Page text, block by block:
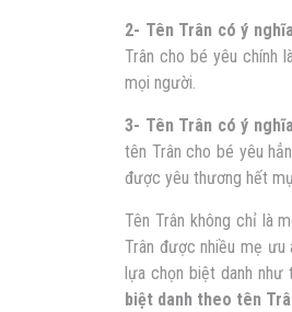
2- Tên Trân có ý
Trân cho bé yêu chính
mọi người.
3- Tên Trân có ý
tên Trân cho bé yêu
được yêu thương hết
Tên Trân không chỉ là
Trân được nhiều mẹ
lựa chọn biệt danh
biệt danh theo tên